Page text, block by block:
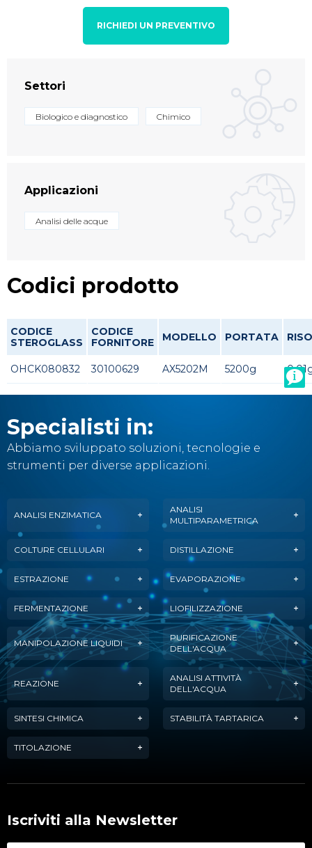
RICHIEDI UN PREVENTIVO
Settori
Biologico e diagnostico Chimico
Applicazioni
Analisi delle acque
Codici prodotto
CODICE
STEROGLASS
CODICE
FORNITORE
MODELLO PORTATA
OHCK080832 30100629 AX5202M 5200g
Specialisti in:
Abbiamo sviluppato soluzioni, tecnologie e
strumenti per diverse applicazioni.
ANALISI ENZIMATICA
ANALISI
MULTIPARAMETRICA
COLTURE CELLULARI DISTILLAZIONE
ESTRAZIONE EVAPORAZIONE
FERMENTAZIONE LIOFILIZZAZIONE
MANIPOLAZIONE LIQUIDI
PURIFICAZIONE
DELL'ACQUA
REAZIONE
ANALISI ATTIVITÀ
DELL'ACQUA
SINTESI CHIMICA STABILITÀ TARTARICA
TITOLAZIONE
Iscriviti alla Newsletter